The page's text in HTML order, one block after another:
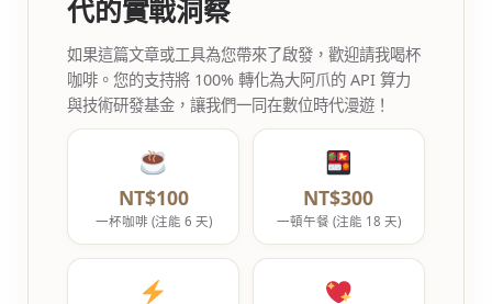
代的實戰洞察
如果這篇文章或工具為您帶來了啟發，歡迎請我喝杯
咖啡。您的支持將 100% 轉化為大阿爪的 API 算力
與技術研發基金，讓我們一同在數位時代漫遊！
NT$100
一杯咖啡 (注能 6 天)
NT$300
一頓午餐 (注能 18 天)